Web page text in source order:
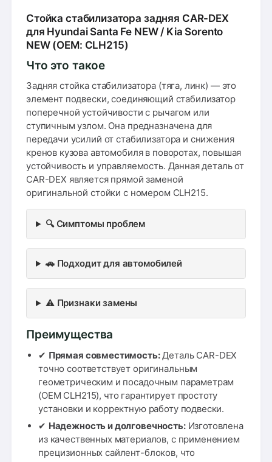
Стойка стабилизатора задняя CAR-DEX
для Hyundai Santa Fe NEW / Kia Sorento
NEW (OEM: CLH215)
Что это такое
Задняя стойка стабилизатора (тяга, линк) — это
элемент подвески, соединяющий стабилизатор
поперечной устойчивости с рычагом или
ступичным узлом. Она предназначена для
передачи усилий от стабилизатора и снижения
кренов кузова автомобиля в поворотах, повышая
устойчивость и управляемость. Данная деталь от
CAR-DEX является прямой заменой
оригинальной стойки с номером CLH215.
🔍 Симптомы проблем
🚗 Подходит для автомобилей
⚠️ Признаки замены
Преимущества
✔ Прямая совместимость:Деталь CAR-DEX
точно соответствует оригинальным
геометрическим и посадочным параметрам
(OEM CLH215), что гарантирует простоту
установки и корректную работу подвески.
✔ Надежность и долговечность:Изготовлена
из качественных материалов, с применением
прецизионных сайлент-блоков, что